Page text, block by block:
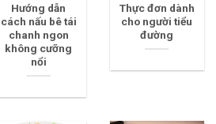
Hướng dẫn
cách nấu bê tái
chanh ngon
không cưỡng
nổi
Thực đơn dành
cho người tiểu
đường